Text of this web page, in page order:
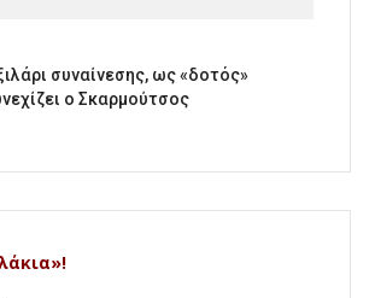
συναίνεσης, ως «δοτός»
ο Σκαρμούτσος